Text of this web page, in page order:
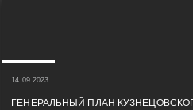
14.09.2023
ГЕНЕРАЛЬНЫЙ ПЛАН